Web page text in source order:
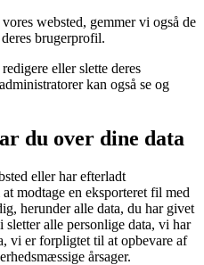
websted, gemmer vi også de
brugerprofil.
eller slette deres
kan også se og
du over dine data
eller har efterladt
modtage en eksporteret fil med
herunder alle data, du har givet
alle personlige data, vi har
vi er forpligtet til at opbevare af
årsager.